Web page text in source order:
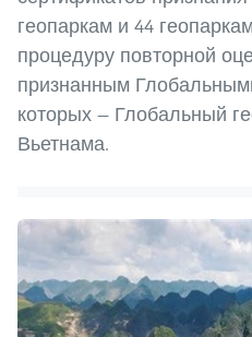
геопаркам и 44
процедуру повторной
признанным
которых — Глобальный
Вьетнама.